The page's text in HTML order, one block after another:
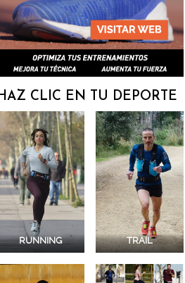
CLIC EN TU DEPORTE
RUNNING TRAIL